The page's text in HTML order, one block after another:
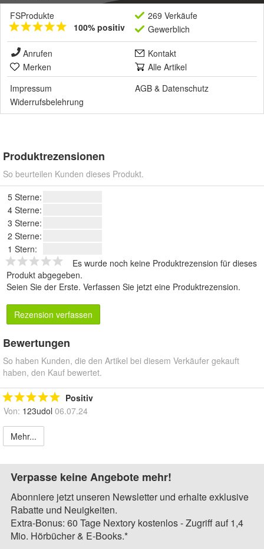
FSProdukte
100% positiv
269 Verkäufe
Gewerblich
Anrufen
Kontakt
Merken
Alle Artikel
Impressum
AGB & Datenschutz
Widerrufsbelehrung
Produktrezensionen
So beurteilen Kunden dieses Produkt.
5 Sterne:
4 Sterne:
3 Sterne:
2 Sterne:
1 Stern:
Es wurde noch keine Produktrezension für dieses
Produkt abgegeben.
Seien Sie der Erste. Verfassen Sie jetzt eine Produktrezension.
Rezension verfassen
Bewertungen
So haben Kunden, die den Artikel bei diesem Verkäufer gekauft
haben, den Kauf bewertet.
Positiv
Von: 123udol 06.07.24
Mehr...
Verpasse keine Angebote mehr!
Abonniere jetzt unseren Newsletter und erhalte exklusive
Rabatte und Neuigkeiten.
Extra-Bonus: 60 Tage Nextory kostenlos - Zugriff auf 1,4
Mio. Hörbücher & E-Books.*